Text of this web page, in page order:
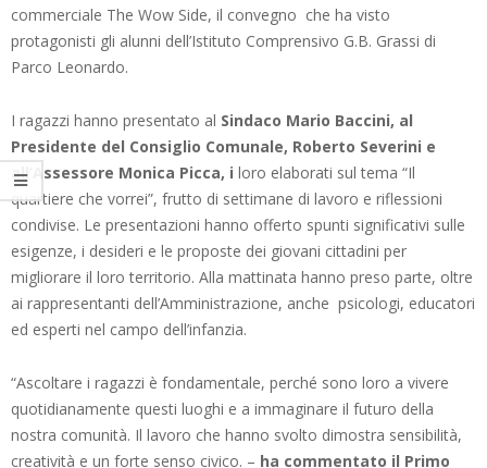
commerciale The Wow Side, il convegno che ha visto
protagonisti gli alunni dell’Istituto Comprensivo G.B. Grassi di
Parco Leonardo.
I ragazzi hanno presentato al Sindaco Mario Baccini, al
Presidente del Consiglio Comunale, Roberto Severini e
all’Assessore Monica Picca, i loro elaborati sul tema “Il
quartiere che vorrei”, frutto di settimane di lavoro e riflessioni
condivise. Le presentazioni hanno offerto spunti significativi sulle
esigenze, i desideri e le proposte dei giovani cittadini per
migliorare il loro territorio. Alla mattinata hanno preso parte, oltre
ai rappresentanti dell’Amministrazione, anche psicologi, educatori
ed esperti nel campo dell’infanzia.
“Ascoltare i ragazzi è fondamentale, perché sono loro a vivere
quotidianamente questi luoghi e a immaginare il futuro della
nostra comunità. Il lavoro che hanno svolto dimostra sensibilità,
creatività e un forte senso civico. – ha commentato il Primo